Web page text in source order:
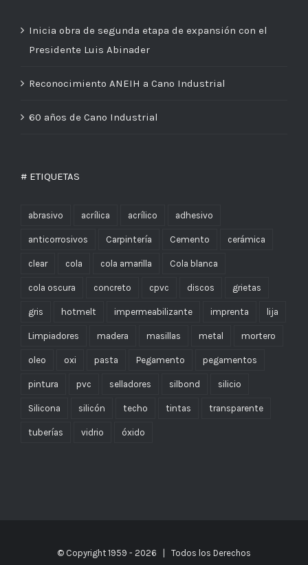
Inicia obra de segunda etapa de expansión con el
Presidente Luis Abinader
Reconocimiento ANEIH a Cano Industrial
60 años de Cano Industrial
# ETIQUETAS
abrasivo acrílica acrílico adhesivo
anticorrosivos Carpintería Cemento cerámica
clear cola cola amarilla Cola blanca
cola oscura concreto cpvc discos grietas
gris hotmelt impermeabilizante imprenta lija
Limpiadores madera masillas metal mortero
oleo oxi pasta Pegamento pegamentos
pintura pvc selladores silbond silicio
Silicona silicón techo tintas transparente
tuberías vidrio óxido
© Copyright 1959 - 2026 | Todos los Derechos